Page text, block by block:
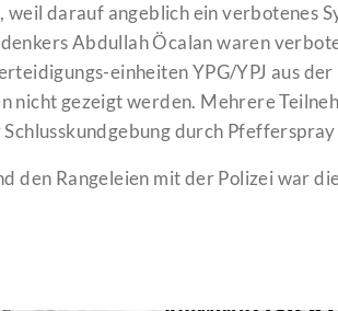
darauf angeblich ein verbotenes
Abdullah Öcalan waren
einheiten YPG/YPJ aus
nicht gezeigt werden. Mehrere
durch
den Rangeleien mit der Polizei war